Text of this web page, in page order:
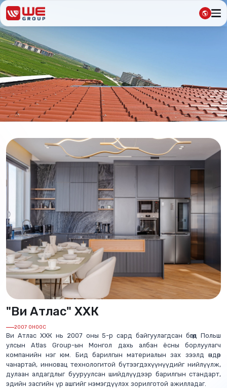
2007 ОНООС
"Ви Атлас" ХХК
Ви Атлас ХХК нь 2007 оны 5-р сард байгуулагдсан бөгөөд Польш
улсын Atlas Group-ын Монгол дахь албан ёсны борлуулагч
компанийн нэг юм. Бид барилгын материалын зах зээлд өндөр
чанартай, инновац технологитой бүтээгдэхүүнүүдийг нийлүүлж,
дулаан алдагдлыг бууруулсан шийдлүүдээр барилгын стандарт,
эдийн засгийн үр ашгийг нэмэгдүүлэх зорилготой ажилладаг.